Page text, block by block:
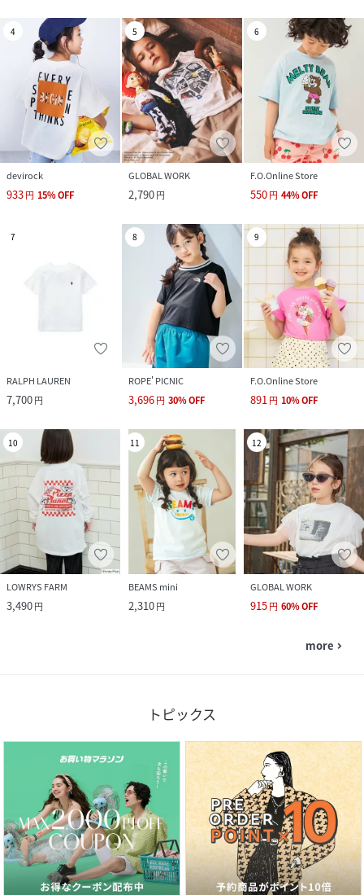
4
devirock
933円 15%OFF
5
GLOBAL WORK
2,790円
6
F.O.Online Store
550円 44%OFF
7
RALPH LAUREN
7,700円
8
ROPE' PICNIC
3,696円 30%OFF
9
F.O.Online Store
891円 10%OFF
10
LOWRYS FARM
3,490円
11
BEAMS mini
2,310円
12
GLOBAL WORK
915円 60%OFF
more navigate_next
トピックス